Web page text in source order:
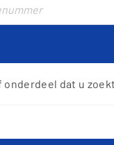
dat u